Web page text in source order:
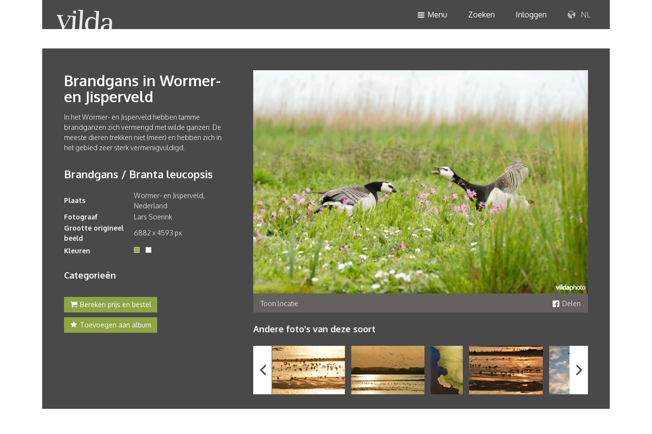
Menu Zoeken Inloggen NL
Brandgans in Wormer-
en Jisperveld
In het Wormer- en Jisperveld hebben tamme
brandganzen zich vermengd met wilde ganzen. De
meeste dieren trekken niet (meer) en hebben zich in
het gebied zeer sterk vermenigvuldigd.
Brandgans / Branta leucopsis
Plaats
Wormer- en Jisperveld,
Nederland
Fotograaf
Lars Soerink
Grootte origineel
beeld
6882 x 4593 px.
Kleuren
Categorieën
Bereken prijs en bestel
Toevoegen aan album
Toon locatie Delen
Andere foto's van deze soort